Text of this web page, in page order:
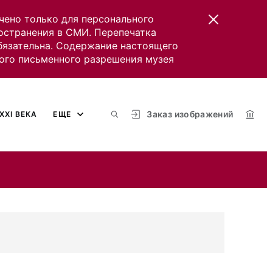
только для персонального
в СМИ. Перепечатка
Содержание настоящего
письменного разрешения музея
Заказ изображений
ВЕКА ЕЩЕ